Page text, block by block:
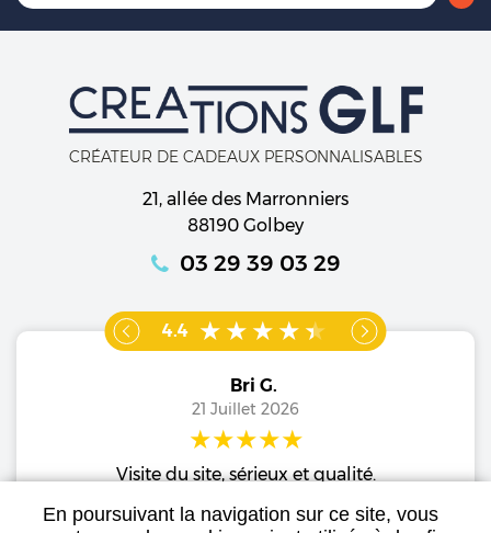
CRÉATEUR DE CADEAUX PERSONNALISABLES
21, allée des Marronniers
88190 Golbey
03 29 39 03 29
4.4
Bri G.
21 Juillet 2026
Visite du site, sérieux et qualité.
En poursuivant la navigation sur ce site, vous